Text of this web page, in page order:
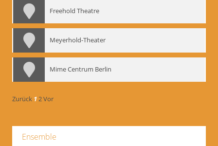
Freehold Theatre
Meyerhold-Theater
Mime Centrum Berlin
Zurück 12Vor
Ensemble